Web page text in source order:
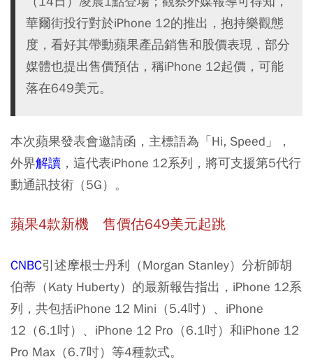
華爾街投行對於iPhone 12的推出，抱持樂觀態
度，看好其帶動蘋果產品銷售和股價表現，部分
媒體也提出售價預估，稱iPhone 12起價，可能
落在649美元。
本次蘋果發表會邀請函，主標語為「Hi, Speed」，
外界解讀 ，這代表iPhone 12系列，將可支援第5代行
動通訊技術（5G）。
蘋果4款新機 售價估649美元起跳
CNBC引述摩根士丹利（Morgan Stanley）分析師胡
伯蒂（Katy Huberty）的最新報告指出，iPhone 12系
列，共包括iPhone 12 Mini（5.4吋）、iPhone
12（6.1吋）、iPhone 12 Pro（6.1吋）和iPhone 12
Pro Max（6.7吋）等4種款式。